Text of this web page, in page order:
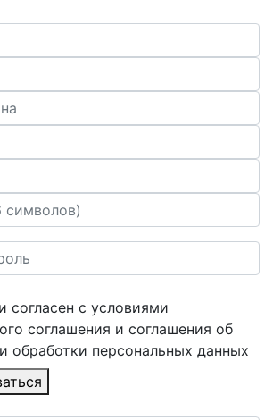
согласен с условиями
соглашения и соглашения об
обработки персональных данных